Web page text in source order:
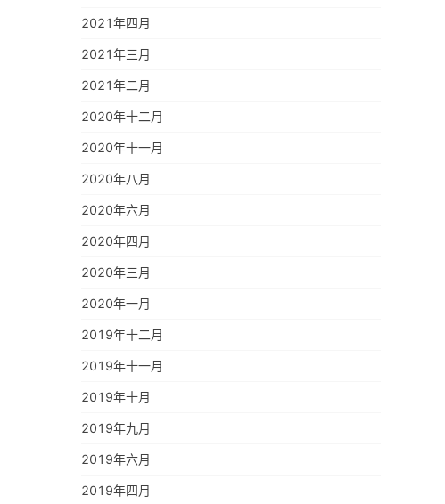
2021年四月
2021年三月
2021年二月
2020年十二月
2020年十一月
2020年八月
2020年六月
2020年四月
2020年三月
2020年一月
2019年十二月
2019年十一月
2019年十月
2019年九月
2019年六月
2019年四月